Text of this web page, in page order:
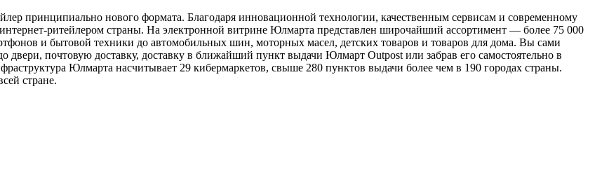
принципиально нового формата. Благодаря инновационной технологии, качественным сервисам и современному
ритейлером страны. На электронной витрине Юлмарта представлен широчайший ассортимент — более 75 000
и бытовой техники до автомобильных шин, моторных масел, детских товаров и товаров для дома. Вы сами
двери, почтовую доставку, доставку в ближайший пункт выдачи Юлмарт Outpost или забрав его самостоятельно в
Юлмарта насчитывает 29 кибермаркетов, свыше 280 пунктов выдачи более чем в 190 городах страны.
стране.